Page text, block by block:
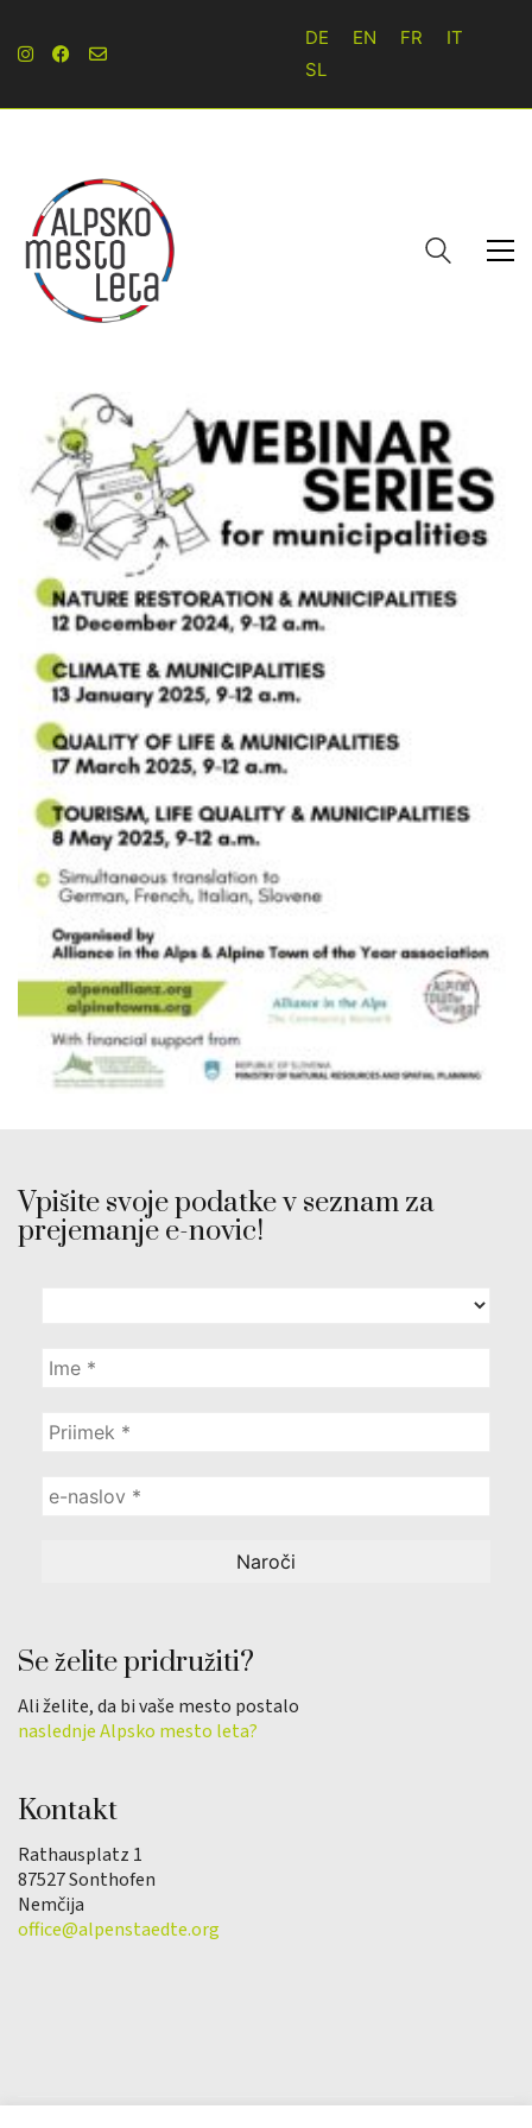
DE EN FR
IT
SL
Vpišite svoje podatke v seznam za
prejemanje e-novic!
Se želite pridružiti?
Ali želite, da bi vaše mesto postalo
naslednje Alpsko mesto leta?
Kontakt
Rathausplatz 1
87527 Sonthofen
Nemčija
office@alpenstaedte.org